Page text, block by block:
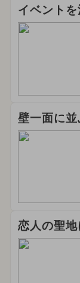
イベントを
壁一面に
恋人の聖